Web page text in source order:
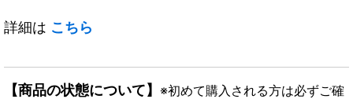
詳細は こちら
【商品の状態について】 ※初めて購入される方は必ずご確